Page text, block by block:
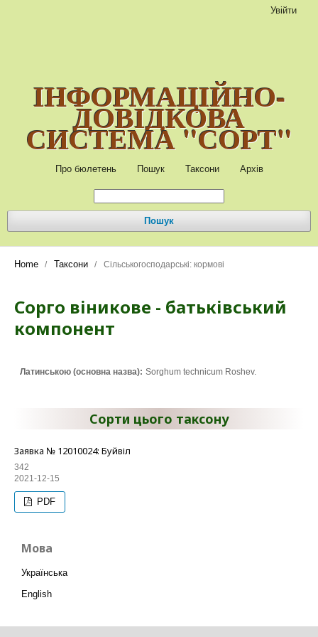
ІНФОРМАЦІЙНО-
ДОВІДКОВА
СИСТЕМА "СОРТ"
Про бюлетень Пошук Таксони Архів
Пошук
Увійти
Home / Таксони / Сільськогосподарські: кормові
Сорго віникове - батьківський
компонент
Латинською (основна назва): Sorghum technicum Roshev.
Сорти цього таксону
Заявка № 12010024: Буйвіл
342
2021-12-15
PDF
Мова
Українська
English